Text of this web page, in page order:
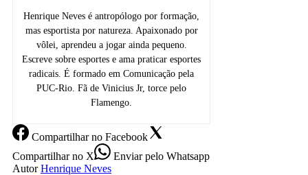
Henrique Neves é antropólogo por formação,
mas esportista por natureza. Apaixonado por
vôlei, aprendeu a jogar ainda pequeno.
Escreve sobre esportes e ama praticar esportes
radicais. É formado em Comunicação pela
PUC-Rio. Fã de Vinicius Jr, torce pelo
Flamengo.
Compartilharno Facebook
Compartilharno X Enviarpelo Whatsapp
Autor Henrique Neves